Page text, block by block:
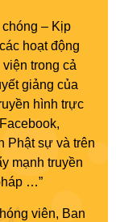
– Kịp
hoạt động
trong cả
giảng của
hình trực
Phật sự và trên
mạnh truyền
…”
viên, Ban